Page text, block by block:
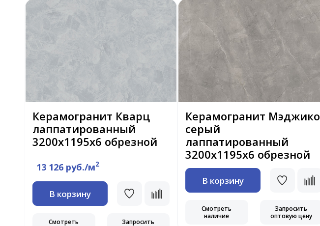
Керамогранит Кварц
лаппатированный
3200x1195x6 обрезной
13 126 руб./м2
В корзину
Смотреть
Запросить
Керамогранит Мэджико
серый
лаппатированный
3200х1195х6 обрезной
В корзину
Смотреть
наличие
Запросить
оптовую цену